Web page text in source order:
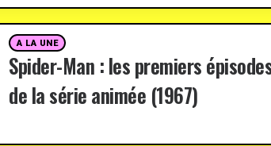
A LA UNE
Spider-Man : les premiers
de la série animée (1967)